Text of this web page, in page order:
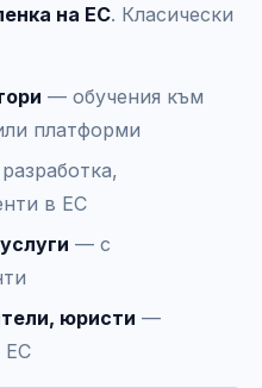
на ЕС. Класически
— обучения към
платформи
в ЕС
— с
юристи —
ЕС